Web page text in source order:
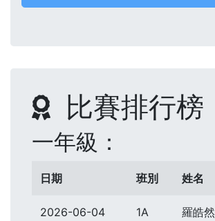
比賽排行榜
一年級：
日期 班別 姓名
2026-06-04 1A 羅皓然